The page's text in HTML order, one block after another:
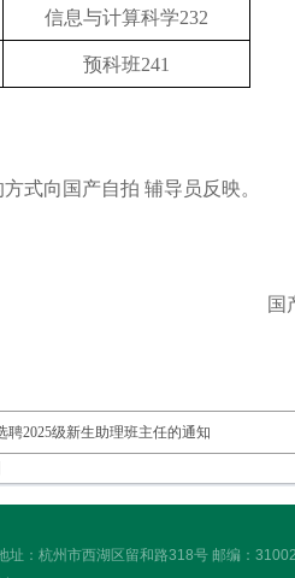
信息与计算科学232
预科班241
式向国产自拍 辅导员反映。
国
聘2025级新生助理班主任的通知
址：杭州市西湖区留和路318号 邮编：